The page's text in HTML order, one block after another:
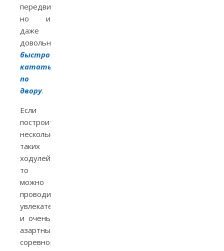
передвигаться,
но и
даже
довольно
быстро
кататься
по
двору.
Если
построить
несколько
таких
ходулей,
то
можно
проводить
увлекательные
и очень
азартные
соревнования,